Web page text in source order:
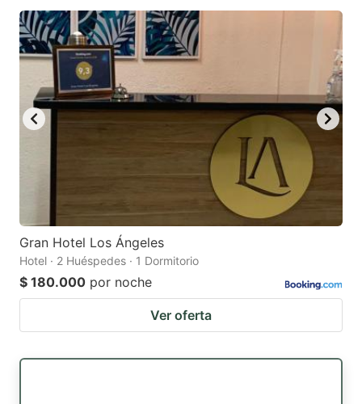
Gran Hotel Los Ángeles
Hotel · 2 Huéspedes · 1 Dormitorio
$ 180.000 por noche
Ver oferta